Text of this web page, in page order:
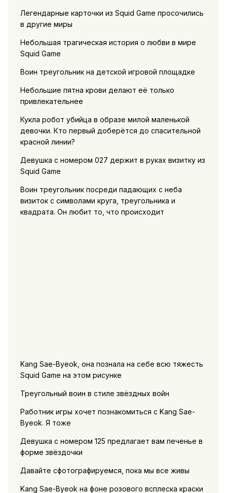
Легендарные карточки из Squid Game просочились
в другие миры
Небольшая трагическая история о любви в мире
Squid Game
Воин треугольник на детской игровой площадке
Небольшие пятна крови делают её только
привлекательнее
Кукла робот убийца в образе милой маленькой
девочки. Кто первый доберётся до спасительной
красной линии?
Девушка с номером 027 держит в руках визитку из
Squid Game
Воин треугольник посреди падающих с неба
визиток с символами круга, треугольника и
квадрата. Он любит то, что происходит
Kang Sae-Byeok, она познала на себе всю тяжесть
Squid Game на этом рисунке
Треугольный воин в стиле звёздных войн
Работник игры хочет познакомиться с Kang Sae-
Byeok. Я тоже
Девушка с номером 125 предлагает вам печенье в
форме звёздочки
Давайте сфотографируемся, пока мы все живы
Kang Sae-Byeok на фоне розового всплеска краски